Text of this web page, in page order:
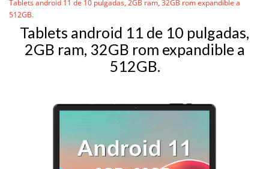
Tablets android 11 de 10 pulgadas, 2GB ram, 32GB rom expandible a
512GB.
Tablets android 11 de 10 pulgadas,
2GB ram, 32GB rom expandible a
512GB.